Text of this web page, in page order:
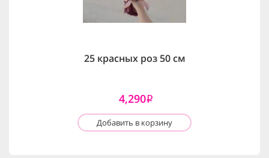
25 красных роз 50 см
4,290i
Добавить в корзину